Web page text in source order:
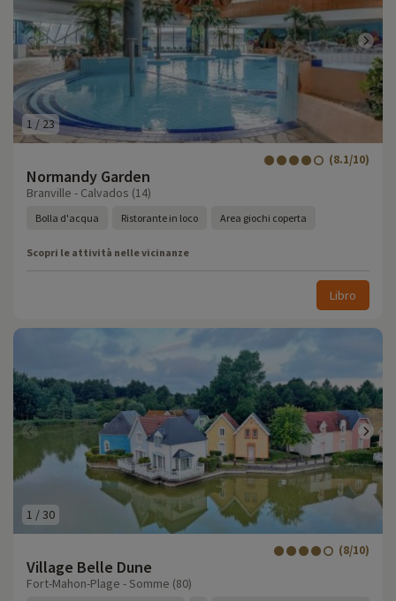
1 / 23
Normandy Garden
(8.1/10)
Branville - Calvados (14)
Bolla d'acqua Ristorante in loco Area giochi coperta
Scopri le attività nelle vicinanze
Libro
1 /30
Village Belle Dune
(8/10)
Fort-Mahon-Plage - Somme (80)